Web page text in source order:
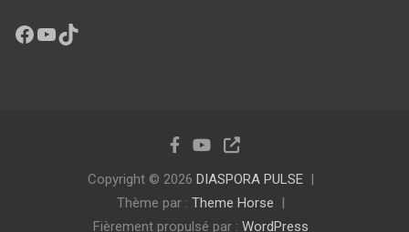
Copyright © 2026 DIASPORA PULSE
Thème par : Theme Horse
Fièrement propulsé par : WordPress